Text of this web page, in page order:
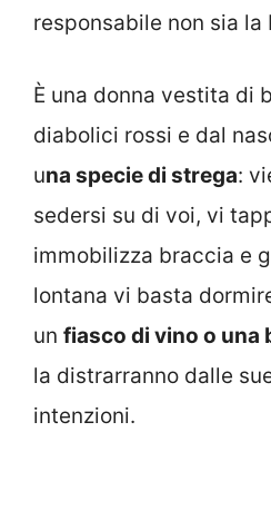
responsabile non sia la
È una donna vestita di
diabolici rossi e dal
una specie di strega:
sedersi su di voi, vi
immobilizza braccia e
lontana vi basta
un fiasco di vino o una
la distrarranno dalle
intenzioni.